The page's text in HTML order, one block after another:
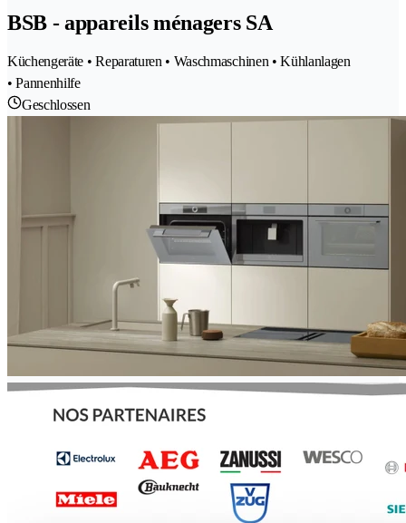
BSB - appareils ménagers SA
Küchengeräte • Reparaturen • Waschmaschinen • Kühlanlagen
• Pannenhilfe
Geschlossen